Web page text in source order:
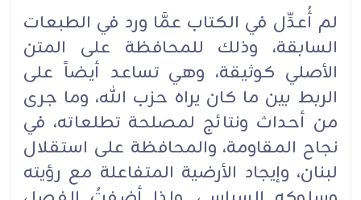
لم أُعدِّل في الكتاب عمَّا ورد في الطبعات
السابقة، وذلك للمحافظة على المتن
الأصلي كوثيقة، وهي تساعد أيضاً على
الربط بين ما كان يراه حزب الله، وما جرى
من أحداث ونتائج لمصلحة تطلعاته، في
نجاح المقاومة، والمحافظة على استقلال
لبنان، وإيجاد الأرضية المتفاعلة مع رؤيته